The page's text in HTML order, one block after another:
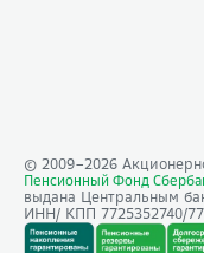
© 2009–2026
Пенсионный Фонд
выдана Центральным
ИНН/ КПП 7725352740/